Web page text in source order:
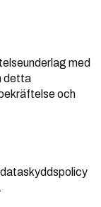
med
detta
och